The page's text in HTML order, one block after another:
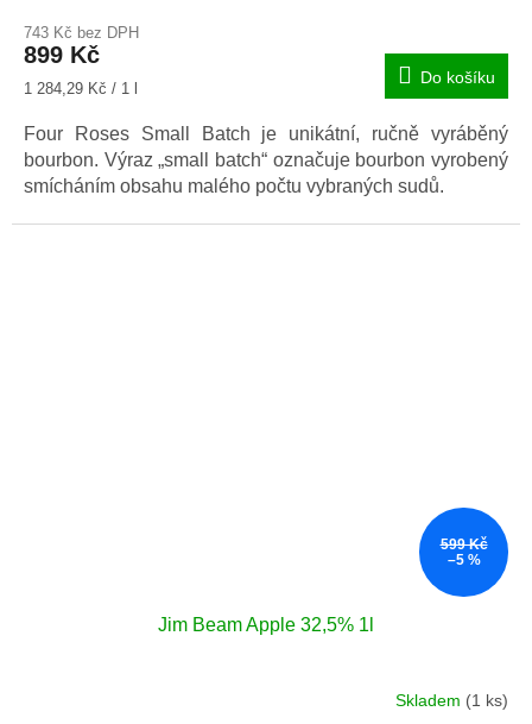
743 Kč bez DPH
899 Kč
Měrná
1 284,29 Kč / 1 l
Do košíku
Four Roses Small Batch je unikátní, ručně vyráběný
bourbon. Výraz „small batch“ označuje bourbon vyrobený
smícháním obsahu malého počtu vybraných sudů.
599 Kč
–5 %
Jim Beam Apple 32,5% 1l
Skladem (1 ks)